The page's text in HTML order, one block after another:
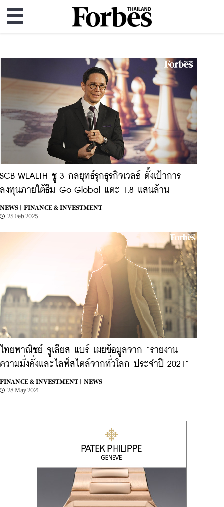
SCB WEALTH ชู 3 กลยุทธ์รุกธุรกิจเวลธ์ ตั้งเป้าการ
ลงทุนภายใต้ธีม Go Global แตะ 1.8 แสนล้าน
NEWS |
FINANCE & INVESTMENT
25 Feb 2025
ไทยพาณิชย์ จูเลียส แบร์ เผยข้อมูลจาก “รายงาน
ความมั่งคั่งและไลฟ์สไตล์จากทั่วโลก ประจำปี 2021”
FINANCE & INVESTMENT |
NEWS
28 May 2021